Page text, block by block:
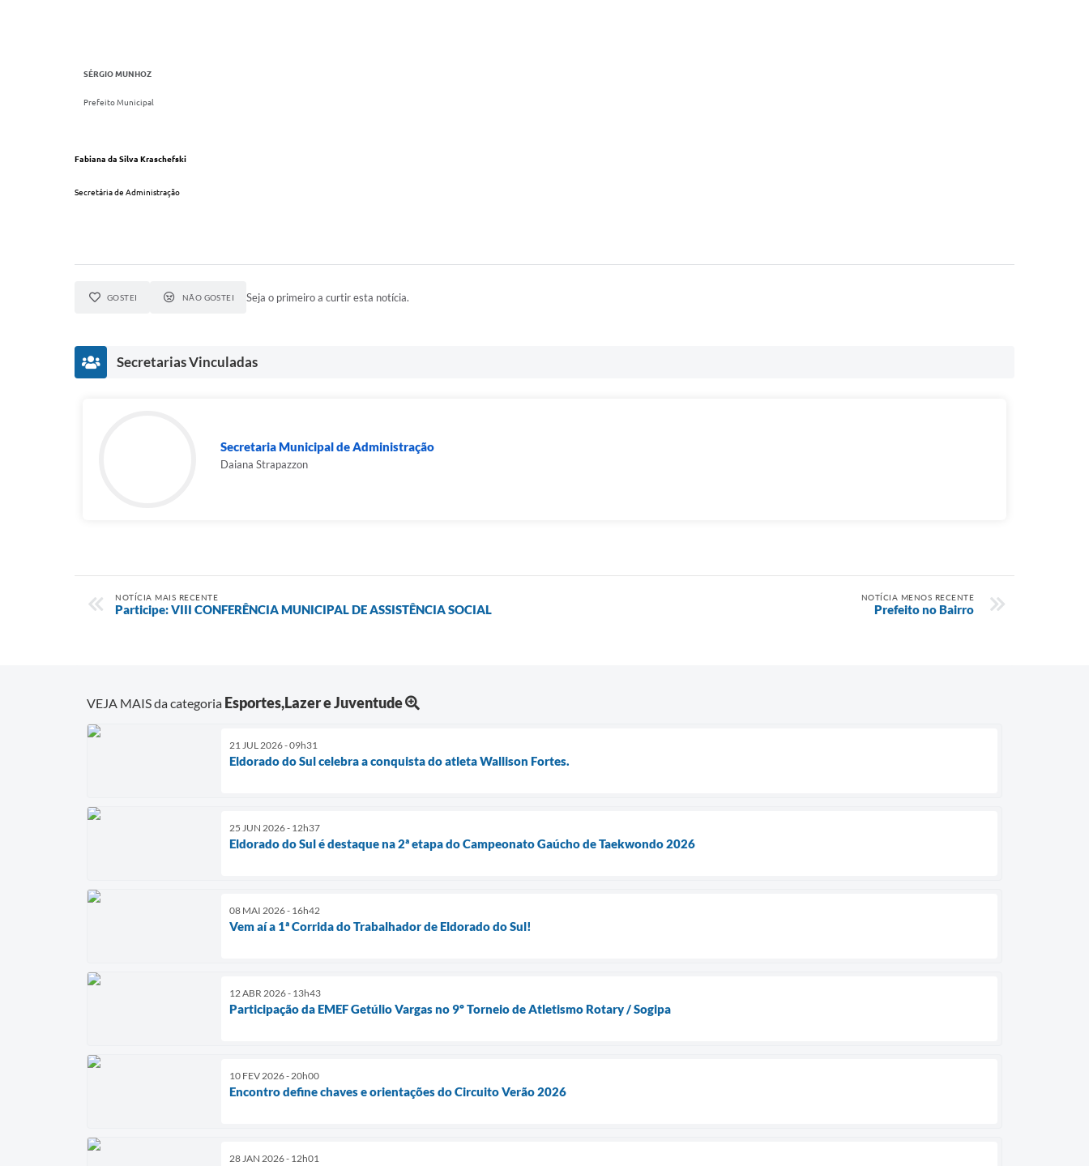
SÉRGIO MUNHOZ
Prefeito Municipal
Fabiana da Silva Kraschefski
Secretária de Administração
GOSTEI NÃO GOSTEI Seja o primeiro a curtir esta notícia.
Secretarias Vinculadas
Secretaria Municipal de Administração
Daiana Strapazzon
NOTÍCIA MAIS RECENTE
Participe: VIII CONFERÊNCIA MUNICIPAL DE ASSISTÊNCIA SOCIAL
NOTÍCIA MENOS RECENTE
Prefeito no Bairro
VEJA MAIS da categoria Esportes,Lazer e Juventude
21 JUL 2026 - 09h31
Eldorado do Sul celebra a conquista do atleta Wallison Fortes.
25 JUN 2026 - 12h37
Eldorado do Sul é destaque na 2ª etapa do Campeonato Gaúcho de Taekwondo 2026
08 MAI 2026 - 16h42
Vem aí a 1ª Corrida do Trabalhador de Eldorado do Sul!
12 ABR 2026 - 13h43
Participação da EMEF Getúlio Vargas no 9º Torneio de Atletismo Rotary / Sogipa
10 FEV 2026 - 20h00
Encontro define chaves e orientações do Circuito Verão 2026
28 JAN 2026 - 12h01